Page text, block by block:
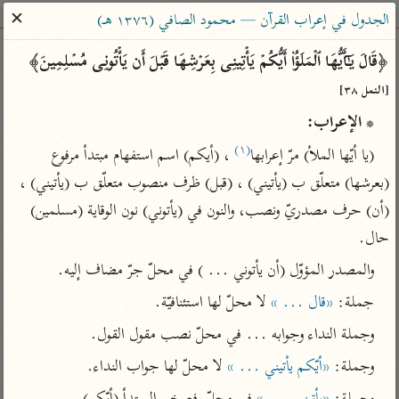
ساهم معنا في نشر القرآن والعلم الشرعي
الباحث القرآني
بحث
Type 2 or more characters for results.
Type 1 or more
characters for results.
أمّهات
تفسير الطبري
تفسير ابن كثير
تفسير القرطبي
تفسير البغوي
عامّة
فتح القدير للشوكاني
تفسير ابن جزي
موسوعات
معاصرة
المختصر في
تفسير السعدي
أيسر التفاسير
الجدول في إعراب القرآن — محمود الصافي (١٣٧٦ هـ)
✕
﴿قَالَ یَـٰۤأَیُّهَا ٱلۡمَلَؤُا۟ أَیُّكُمۡ یَأۡتِینِی بِعَرۡشِهَا قَبۡلَ أَن یَأۡتُونِی مُسۡلِمِینَ﴾
[النمل ٣٨]
* الإعراب:
(يا أيّها الملأ) مرّ إعرابها(١)
حال.
والمصدر المؤوّل (أن يأتوني ... ) في محلّ جرّ مضاف إليه.
جملة: «قال ... » لا محلّ لها استئنافيّة.
وجملة النداء وجوابه ... في محلّ نصب مقول القول.
وجملة: «أيّكم يأتيني ... » لا محلّ لها جواب النداء.